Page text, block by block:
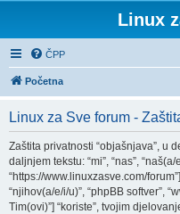
Linux
ČPP
Početna
Linux za Sve forum -
Zaštita privatnosti “objašnjava”, u
daljnjem tekstu: “mi”, “nas”,
“https://www.linuxzasve.com/
“njihov(a/e/i/u)”, “phpBB softver”,
Tim(ovi)”] “koriste”, tvojim